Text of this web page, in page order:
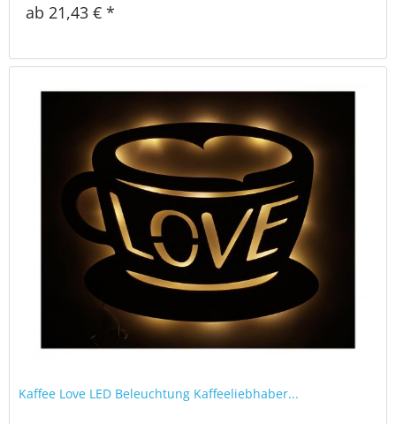
ab 21,43 € *
Kaffee Love LED Beleuchtung Kaffeeliebhaber...